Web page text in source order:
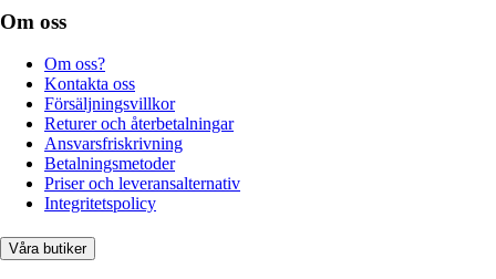
Om oss
Om oss?
Kontakta oss
Försäljningsvillkor
Returer och återbetalningar
Ansvarsfriskrivning
Betalningsmetoder
Priser och leveransalternativ
Integritetspolicy
Våra butiker